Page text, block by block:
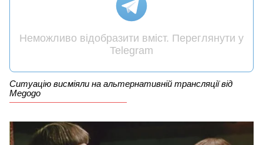
Неможливо відобразити вміст. Переглянути у
Telegram
Ситуацію висміяли на альтернативній трансляції від
Megogo